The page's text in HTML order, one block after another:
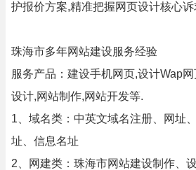
护报价方案,精准把握网页设计核心
珠海市多年网站建设服务经验
服务产品：建设手机网页,设计Wap
设计,网站制作,网站开发等.
1、域名类：中英文域名注册、网址
址、信息名址
2、网建类：珠海市网站建设制作、